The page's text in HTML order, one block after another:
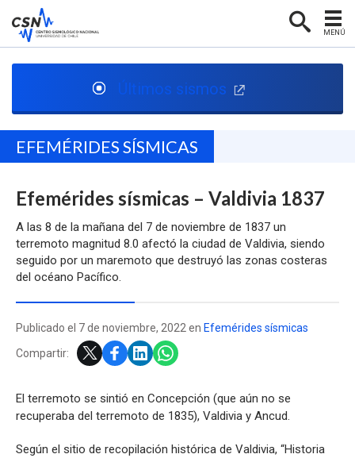
MENÚ
PORTADA
CENTRO SISMOLÓGICO
RED SISMOLÓGICA
SISMOLOGÍA EN CHILE
NOTICIAS
CONTACTO
Últimos sismos
EFEMÉRIDES SÍSMICAS
Efemérides sísmicas – Valdivia 1837
A las 8 de la mañana del 7 de noviembre de 1837 un
terremoto magnitud 8.0 afectó la ciudad de Valdivia, siendo
seguido por un maremoto que destruyó las zonas costeras
del océano Pacífico.
Publicado el 7 de noviembre, 2022 en Efemérides sísmicas
Compartir:
El terremoto se sintió en Concepción (que aún no se
recuperaba del terremoto de 1835), Valdivia y Ancud.
Según el sitio de recopilación histórica de Valdivia, “Historia